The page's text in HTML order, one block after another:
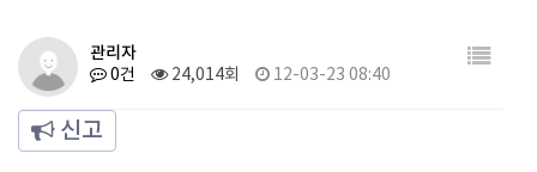
관리자
0건 24,014회 12-03-23 08:40
신고